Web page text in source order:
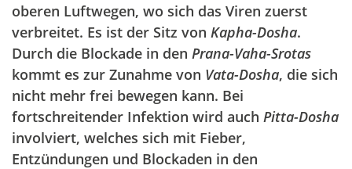
oberen Luftwegen, wo sich das Viren zuerst
verbreitet. Es ist der Sitz von Kapha-Dosha.
Durch die Blockade in den Prana-Vaha-Srotas
kommt es zur Zunahme von Vata-Dosha, die sich
nicht mehr frei bewegen kann. Bei
fortschreitender Infektion wird auch Pitta-Dosha
involviert, welches sich mit Fieber,
Entzündungen und Blockaden in den